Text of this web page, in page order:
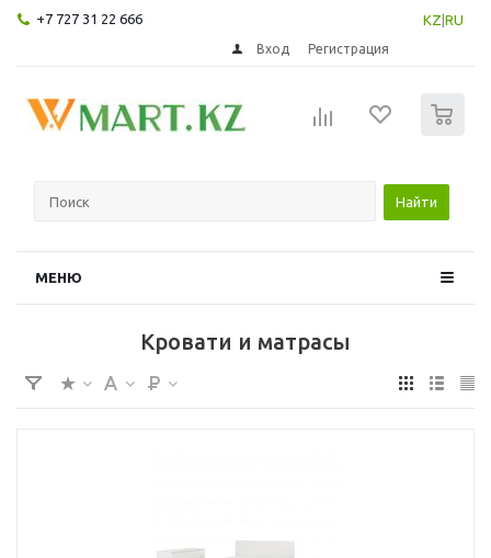
+7 727 31 22 666 KZ RU
Вход Регистрация
Найти
МЕНЮ
Кровати и матрасы